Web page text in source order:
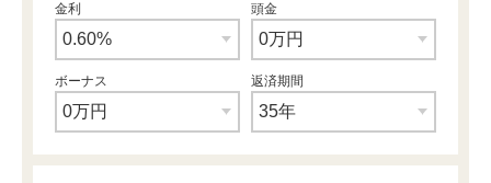
金利 頭金
ボーナス 返済期間